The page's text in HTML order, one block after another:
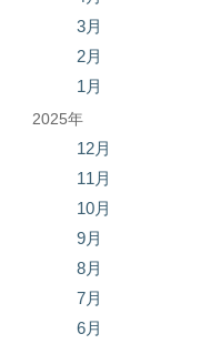
3月
2月
1月
2025年
12月
11月
10月
9月
8月
7月
6月